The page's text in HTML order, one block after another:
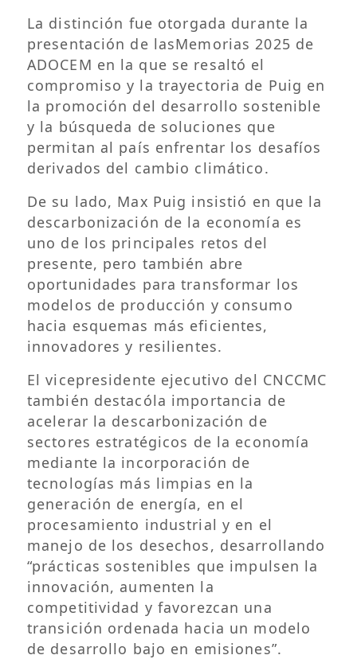
La distinción fue otorgada durante la
presentación de lasMemorias 2025 de
ADOCEM en la que se resaltó el
compromiso y la trayectoria de Puig en
la promoción del desarrollo sostenible
y la búsqueda de soluciones que
permitan al país enfrentar los desafíos
derivados del cambio climático.
De su lado, Max Puig insistió en que la
descarbonización de la economía es
uno de los principales retos del
presente, pero también abre
oportunidades para transformar los
modelos de producción y consumo
hacia esquemas más eficientes,
innovadores y resilientes.
El vicepresidente ejecutivo del CNCCMC
también destacóla importancia de
acelerar la descarbonización de
sectores estratégicos de la economía
mediante la incorporación de
tecnologías más limpias en la
generación de energía, en el
procesamiento industrial y en el
manejo de los desechos, desarrollando
“prácticas sostenibles que impulsen la
innovación, aumenten la
competitividad y favorezcan una
transición ordenada hacia un modelo
de desarrollo bajo en emisiones”.